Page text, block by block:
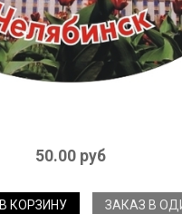
50.00 руб
В КОРЗИНУ ЗАКАЗ В